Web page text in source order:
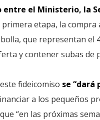
el Ministerio, la
etapa, la compra
que representan el
y contener subas de
fideicomiso se “dará
a los pequeños
“en las próximas